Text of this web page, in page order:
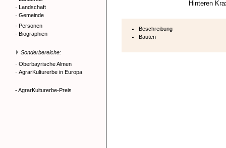
· Landschaft
· Gemeinde
· Personen
· Biographien
Sonderbereiche:
· Oberbayrische Almen
· AgrarKulturerbe in Europa
- AgrarKulturerbe-Preis
Hinteren
Beschreibung
Bauten